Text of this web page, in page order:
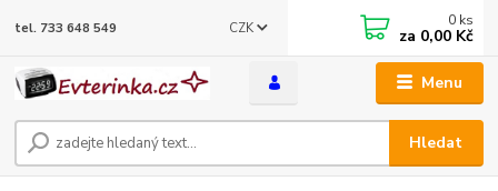
Menu
CZK
Hledat
tel. 733 648 549 0 ks
za 0,00 Kč